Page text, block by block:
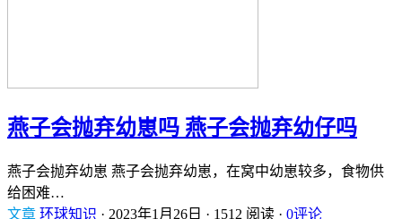
燕子会抛弃幼崽吗 燕子会抛弃幼仔吗
燕子会抛弃幼崽 燕子会抛弃幼崽，在窝中幼崽较多，食物供
给困难…
文章 环球知识 · 2023年1月26日 · 1512 阅读 · 0评论